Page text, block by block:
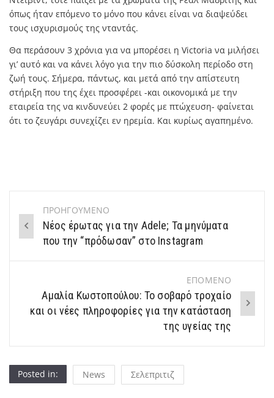
όπως ήταν επόμενο το μόνο που κάνει είναι να διαψεύδει
τους ισχυρισμούς της νταντάς.
Θα περάσουν 3 χρόνια για να μπορέσει η Victoria να μιλήσει
γι’ αυτό και να κάνει λόγο για την πιο δύσκολη περίοδο στη
ζωή τους. Σήμερα, πάντως, και μετά από την απίστευτη
στήριξη που της έχει προσφέρει -και οικονομικά με την
εταιρεία της να κινδυνεύει 2 φορές με πτώχευση- φαίνεται
ότι το ζευγάρι συνεχίζει εν ηρεμία. Και κυρίως αγαπημένο.
Post
navigation
ΠΡΟΗΓΟΥΜΕΝΟ
Νέος έρωτας για την Adele; Τα μηνύματα
που την “πρόδωσαν” στο Instagram
ΕΠΟΜΕΝΟ
Αμαλία Κωστοπούλου: Το σοβαρό τροχαίο
και οι νέες πληροφορίες για την κατάσταση
της υγείας της
Posted in: News Σελεπριτιζ